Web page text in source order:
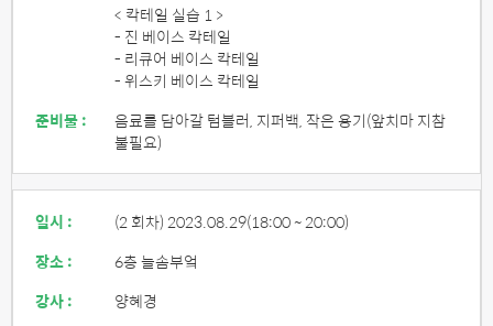
< 칵테일 실습 1 >
- 진 베이스 칵테일
- 리큐어 베이스 칵테일
- 위스키 베이스 칵테일
준비물 :
음료를 담아갈 텀블러, 지퍼백, 작은 용기(앞치마 지참
불필요)
일시 : (2 회차) 2023.08.29(18:00 ~ 20:00)
장소 :
6층 늘솜부엌
강사 :
양혜경